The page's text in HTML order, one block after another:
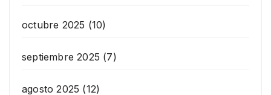
octubre 2025 (10)
septiembre 2025 (7)
agosto 2025 (12)